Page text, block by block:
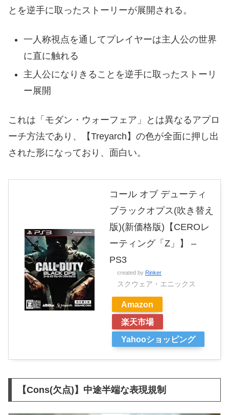
とを逆手に取ったストーリーが展開される。
一人称視点を通してプレイヤーは主人公の世界
に直に触れる
主人公になりきることを逆手に取ったストーリ
ー展開
これは「モダン・ウォーフェア」とは異なるアプロ
ーチ方法であり、【Treyarch】の色が全面に押し出
された形になっており、面白い。
コール オブ デューティ
ブラックオプス(吹き替え
版)(新価格版)【CEROレ
ーティング「Z」】 –
PS3
created by Rinker
スクウェア・エニックス
Amazon
楽天市場
Yahooショッピング
【Cons(欠点)】中途半端な表現規制